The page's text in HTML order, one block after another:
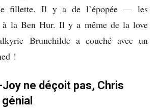
fillette. Il y a de l’épopée — les
à la Ben Hur. Il y a même de la love
Brunehilde a couché avec un
!
ne déçoit pas, Chris